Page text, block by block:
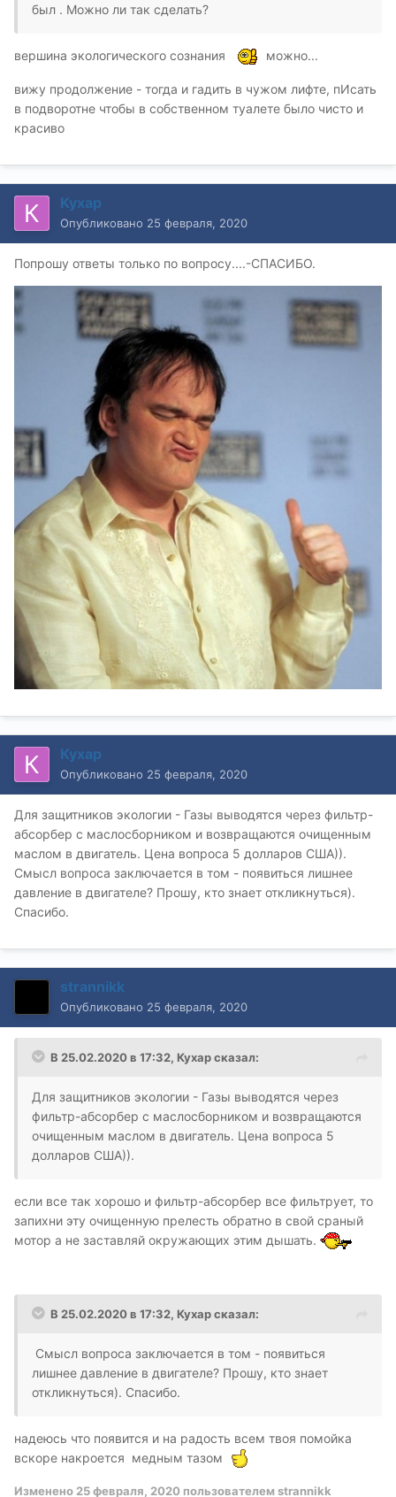
был . Можно ли так сделать?
вершина экологического сознания можно...
вижу продолжение - тогда и гадить в чужом лифте, пИсать
в подворотне чтобы в собственном туалете было чисто и
красиво
Кухар
Опубликовано 25 февраля, 2020
Попрошу ответы только по вопросу....-СПАСИБО.
Кухар
Опубликовано 25 февраля, 2020
Для защитников экологии - Газы выводятся через фильтр-
абсорбер с маслосборником и возвращаются очищенным
маслом в двигатель. Цена вопроса 5 долларов США)).
Смысл вопроса заключается в том - появиться лишнее
давление в двигателе? Прошу, кто знает откликнуться).
Спасибо.
strannikk
Опубликовано 25 февраля, 2020
В 25.02.2020 в 17:32, Кухарсказал:
Для защитников экологии - Газы выводятся через
фильтр-абсорбер с маслосборником и возвращаются
очищенным маслом в двигатель. Цена вопроса 5
долларов США)).
если все так хорошо и фильтр-абсорбер все фильтрует, то
запихни эту очищенную прелесть обратно в свой сраный
мотор а не заставляй окружающих этим дышать.
В 25.02.2020 в 17:32, Кухарсказал:
Смысл вопроса заключается в том - появиться
лишнее давление в двигателе? Прошу, кто знает
откликнуться). Спасибо.
надеюсь что появится и на радость всем твоя помойка
вскоре накроется медным тазом
Изменено 25 февраля, 2020 пользователем strannikk